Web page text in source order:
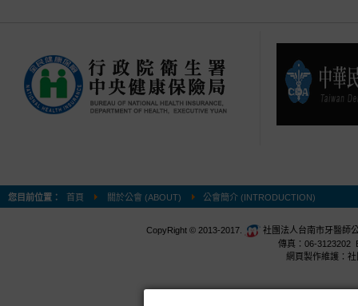
您目前位置： 首頁 關於公會 (ABOUT) 公會簡介 (INTRODUCTION)
CopyRight © 2013-2017.
社團法人台南市牙醫師
傳真：06-3123202
網頁製作維護：